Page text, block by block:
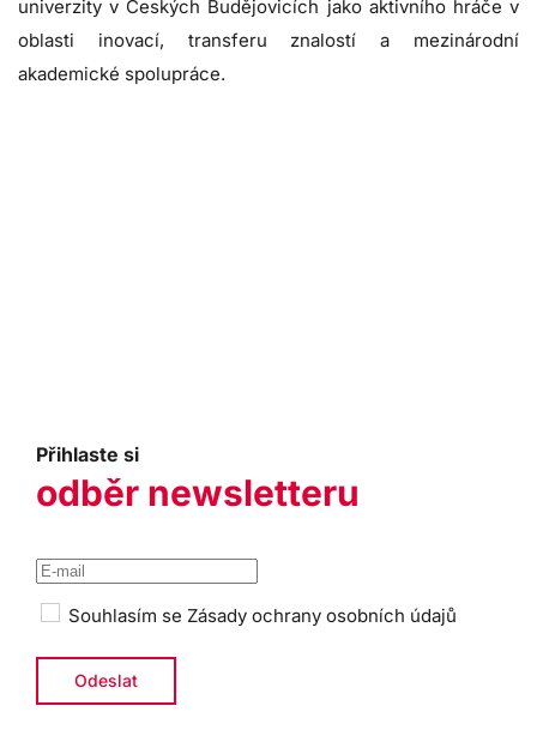
univerzity v Českých Budějovicích jako aktivního hráče v
oblasti inovací, transferu znalostí a mezinárodní
akademické spolupráce.
Přihlaste si
odběr newsletteru
Souhlasím se Zásady ochrany osobních údajů